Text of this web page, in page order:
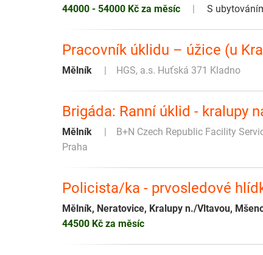
44000 - 54000 Kč za měsíc
S
Pracovník úklidu – úžice (u
Mělník HGS, a.s. Huťská 371 Kladno
Brigáda: Ranní úklid - kralupy
Mělník
B+N Czech Republic Facility
Praha
Policista/ka - prvosledové
Mělník, Neratovice, Kralupy n./Vltavou,
44500 Kč za měsíc